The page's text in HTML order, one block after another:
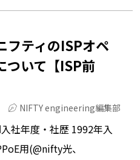
フティのISPオペ
ついて【ISP前
NIFTY engineering編集部
社年度・社歴 1992年入
用(@nifty光、